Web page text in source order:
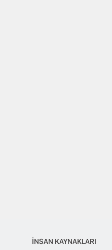
İNSAN KAYNAKLARI